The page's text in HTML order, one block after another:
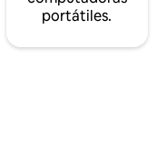
portátiles.